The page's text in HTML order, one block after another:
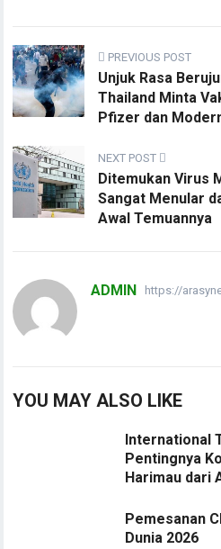
PREVIOUS POST
Unjuk Rasa
Thailand Minta
Pfizer dan
NEXT POST
Ditemukan Virus
Sangat Menular
Awal Temuannya
ADMIN https://
YOU MAY ALSO LIKE
International
Pentingnya
Harimau dari
Pemesanan
Dunia 2026